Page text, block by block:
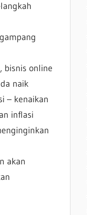
bisnis online
naik
– kenaikan
inflasi
akan